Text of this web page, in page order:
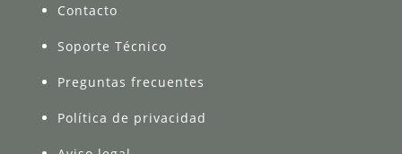
Contacto
Soporte Técnico
Preguntas frecuentes
Política de privacidad